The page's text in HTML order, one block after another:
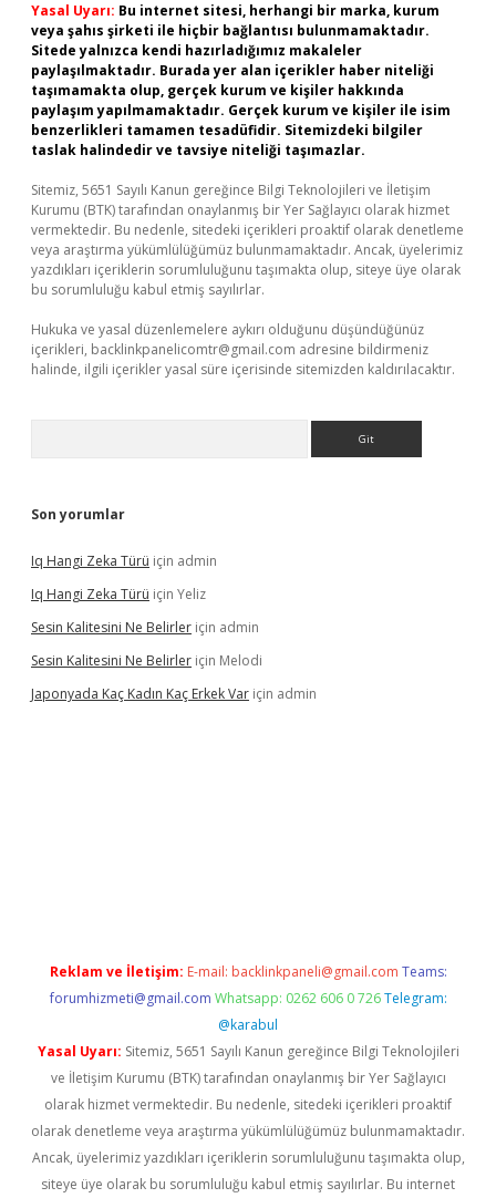
Yasal Uyarı: Bu internet sitesi, herhangi bir marka, kurum
veya şahıs şirketi ile hiçbir bağlantısı bulunmamaktadır.
Sitede yalnızca kendi hazırladığımız makaleler
paylaşılmaktadır. Burada yer alan içerikler haber niteliği
taşımamakta olup, gerçek kurum ve kişiler hakkında
paylaşım yapılmamaktadır. Gerçek kurum ve kişiler ile isim
benzerlikleri tamamen tesadüfidir. Sitemizdeki bilgiler
taslak halindedir ve tavsiye niteliği taşımazlar.
Sitemiz, 5651 Sayılı Kanun gereğince Bilgi Teknolojileri ve İletişim
Kurumu (BTK) tarafından onaylanmış bir Yer Sağlayıcı olarak hizmet
vermektedir. Bu nedenle, sitedeki içerikleri proaktif olarak denetleme
veya araştırma yükümlülüğümüz bulunmamaktadır. Ancak, üyelerimiz
yazdıkları içeriklerin sorumluluğunu taşımakta olup, siteye üye olarak
bu sorumluluğu kabul etmiş sayılırlar.
Hukuka ve yasal düzenlemelere aykırı olduğunu düşündüğünüz
içerikleri, backlinkpanelicomtr@gmail.com adresine bildirmeniz
halinde, ilgili içerikler yasal süre içerisinde sitemizden kaldırılacaktır.
Son yorumlar
Iq Hangi Zeka Türü için admin
Iq Hangi Zeka Türü için Yeliz
Sesin Kalitesini Ne Belirler için admin
Sesin Kalitesini Ne Belirler için Melodi
Japonyada Kaç Kadın Kaç Erkek Var için admin
Reklam ve İletişim: E-mail: backlinkpaneli@gmail.com Teams:
forumhizmeti@gmail.com Whatsapp: 0262 606 0 726 Telegram:
@karabul
Yasal Uyarı: Sitemiz, 5651 Sayılı Kanun gereğince Bilgi Teknolojileri
ve İletişim Kurumu (BTK) tarafından onaylanmış bir Yer Sağlayıcı
olarak hizmet vermektedir. Bu nedenle, sitedeki içerikleri proaktif
olarak denetleme veya araştırma yükümlülüğümüz bulunmamaktadır.
Ancak, üyelerimiz yazdıkları içeriklerin sorumluluğunu taşımakta olup,
siteye üye olarak bu sorumluluğu kabul etmiş sayılırlar. Bu internet